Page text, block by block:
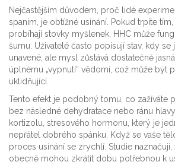
Nejčastějším důvodem, proč lidé
spaním, je obtížné usínání. Pokud trpíte
probíhají stovky myšlenek, HHC může
šumu. Uživatelé často popisují stav, kdy se
unavené, ale mysl zůstává dostatečně
úplnému „vypnutí“ vědomí, což může být
uklidňující.
Tento efekt je podobný tomu, co zažíváte
bez následné dehydratace nebo ránu
kortizolu, stresového hormonu, který je
nepřátel dobrého spánku. Když se vaše
proces usínání se zrychlí. Studie naznačují,
obecně mohou zkrátit dobu potřebnou k